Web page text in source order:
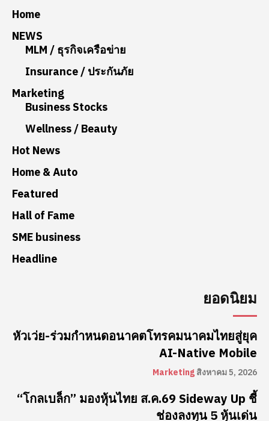
Home
NEWS
MLM / ธุรกิจเครือข่าย
Insurance / ประกันภัย
Marketing
Business Stocks
Wellness / Beauty
Hot News
Home & Auto
Featured
Hall of Fame
SME business
Headline
ยอดนิยม
หัวเว่ย-ร่วมกำหนดอนาคตโทรคมนาคมไทยสู่ยุค
AI-Native Mobile
Marketingสิงหาคม 5, 2026
“โกลเบล็ก” มองหุ้นไทย ส.ค.69 Sideway Up ชี้
ช่องลงทุน 5 หุ้นเด่น